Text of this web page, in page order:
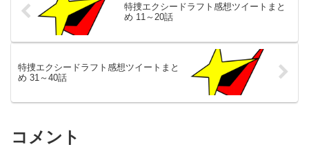
特捜エクシードラフト感想ツイートまと
め 11～20話
特捜エクシードラフト感想ツイートまと
め 31～40話
コメント